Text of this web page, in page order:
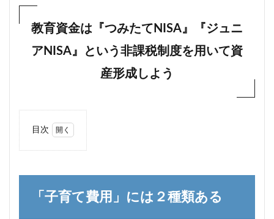
教育資金は『つみたてNISA』『ジュニ
アNISA』という非課税制度を用いて資
産形成しよう
目次
用」「子育て費用」には２種類ある